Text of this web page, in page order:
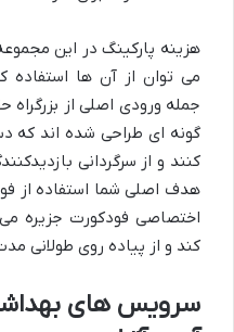
هزینه پارکینگ در این
می توان از آن ها استفاده
جمله ورودی اصلی از
گونه ای طراحی شده اند که
کنند و از سرگردانی
هدف اصلی شما استفاده از
اختصاصی فودکورت جزیره
کند و از پیاده روی طولانی
سرویس های